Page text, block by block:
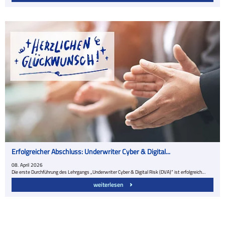
Erfolgreicher Abschluss: Underwriter Cyber & Digital...
08. April 2026
Die erste Durchführung des Lehrgangs „Underwriter Cyber & Digital Risk (DVA)“ ist erfolgreich…
weiterlesen